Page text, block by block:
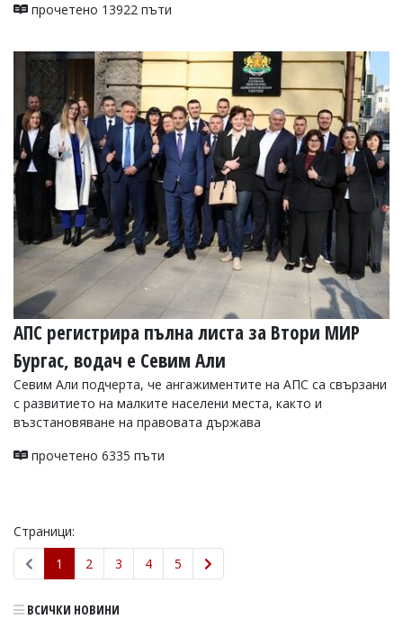
прочетено 13922 пъти
АПС регистрира пълна листа за Втори МИР
Бургас, водач е Севим Али
Севим Али подчерта, че ангажиментите на АПС са свързани
с развитието на малките населени места, както и
възстановяване на правовата държава
прочетено 6335 пъти
Страници:
1
2 3 4 5
ВСИЧКИ НОВИНИ